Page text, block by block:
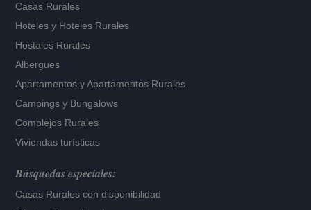
Casas Rurales
Hoteles y Hoteles Rurales
Hostales Rurales
Albergues
Apartamentos yApartamentos Rurales
Campings y Bungalows
Complejos Rurales
Viviendas turísticas
Búsquedas especiales:
Casas Rurales con disponibilidad